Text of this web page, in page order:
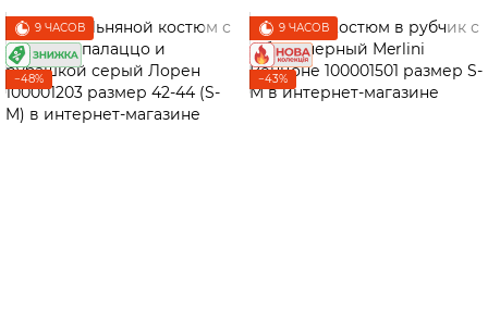
9 ЧАСОВ
−48%
9 ЧАСОВ
−43%